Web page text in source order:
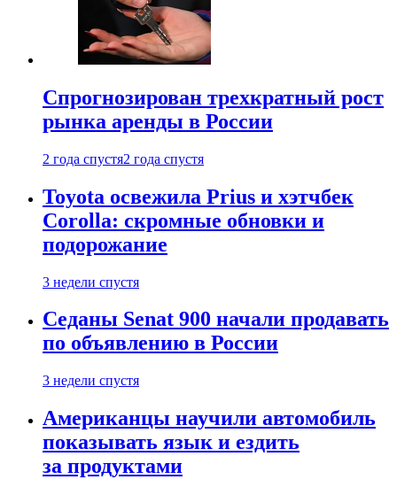
Спрогнозирован трехкратный рост
рынка аренды в России
2 года спустя2 года спустя
Toyota освежила Prius и хэтчбек
Corolla: скромные обновки и
подорожание
3 недели спустя
Седаны Senat 900 начали продавать
по объявлению в России
3 недели спустя
Американцы научили автомобиль
показывать язык и ездить
за продуктами